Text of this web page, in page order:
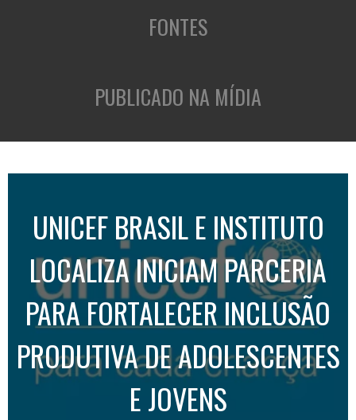
FONTES
PUBLICADO NA MÍDIA
UNICEF BRASIL E INSTITUTO
LOCALIZA INICIAM PARCERIA
PARA FORTALECER INCLUSÃO
PRODUTIVA DE ADOLESCENTES
E JOVENS